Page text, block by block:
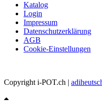
Katalog
Login
Impressum
Datenschutzerklärung
AGB
Cookie-Einstellungen
Copyright i-POT.ch |